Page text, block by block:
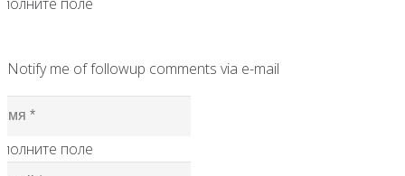
Notify me of followup comments via e-mail
поле